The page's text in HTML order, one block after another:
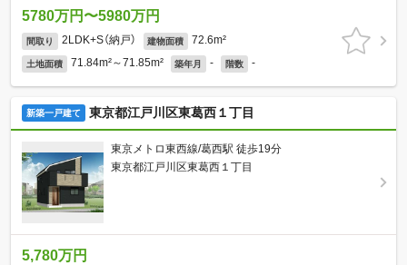
5780万円〜5980万円
間取り 2LDK+S（納戸） 建物面積 72.6m²
土地面積 71.84m²～71.85m² 築年月 - 階数 -
新築一戸建て 東京都江戸川区東葛西１丁目
東京メトロ東西線/葛西駅 徒歩19分
東京都江戸川区東葛西１丁目
5,780万円